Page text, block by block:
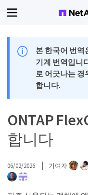
본 한국어 번역
기계 번역입니
로 어긋나는 경
합니다.
ONTAP
합니다
06/02/2026 기여자